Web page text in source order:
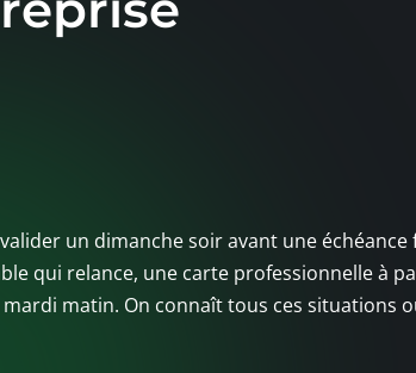
un dimanche soir avant une
qui relance, une carte professionnelle à
matin. On connaît tous ces situations